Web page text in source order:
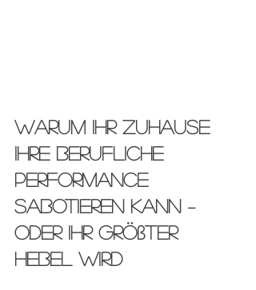
Warum Ihr Zuhause
Ihre berufliche
Performance
sabotieren kann –
oder Ihr größter
Hebel wird